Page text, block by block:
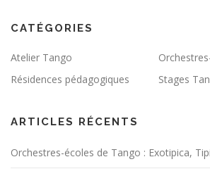
CATÉGORIES
Atelier Tango
Résidences pédagogiques
Stages
ARTICLES RÉCENTS
Orchestres-écoles de Tango : Exotipica,